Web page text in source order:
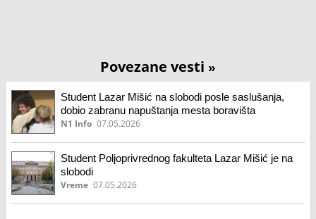
Povezane vesti »
Student Lazar Mišić na slobodi posle saslušanja,
dobio zabranu napuštanja mesta boravišta
N1 Info 07.05.2026
Student Poljoprivrednog fakulteta Lazar Mišić je na
slobodi
Vreme 07.05.2026